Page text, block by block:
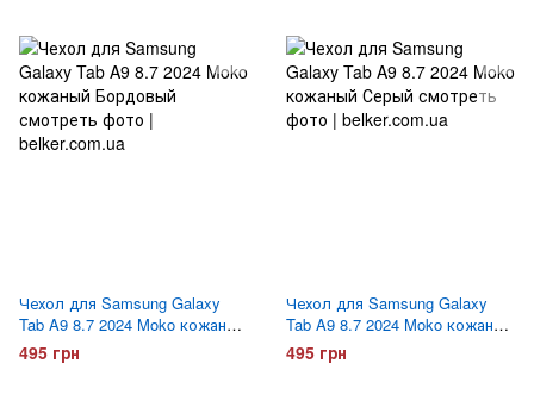
Чехол для Samsung Galaxy
Tab A9 8.7 2024 Moko кожаный
Бордовый
495 грн
Чехол для Samsung Galaxy
Tab A9 8.7 2024 Moko кожаный
Серый
495 грн